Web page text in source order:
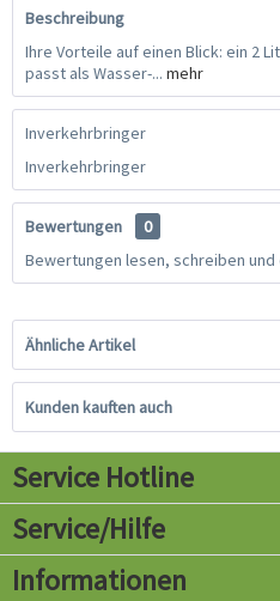
Beschreibung
Ihre Vorteile auf einen Blick: ein 2
passt als Wasser-... mehr
Inverkehrbringer
Inverkehrbringer
Bewertungen
0
Bewertungen lesen, schreiben und
Ähnliche Artikel
Kunden kauften auch
Service Hotline
Service/Hilfe
Informationen